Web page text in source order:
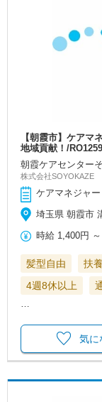
【朝霞市】ケアマ
地域貢献！/
朝霞ケアセンター
株式会社SOYOKAZE
ケアマネジャ
埼玉県 朝霞市
時給 1,400円 ～
髪型自由 扶
4週8休以上
…
気に